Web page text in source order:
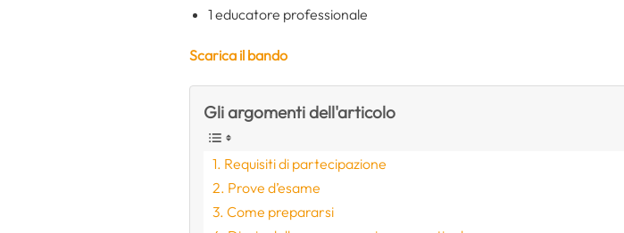
1 educatore professionale
Scarica il bando
Gli argomenti dell'articolo
Requisiti di partecipazione
Prove d’esame
Come prepararsi